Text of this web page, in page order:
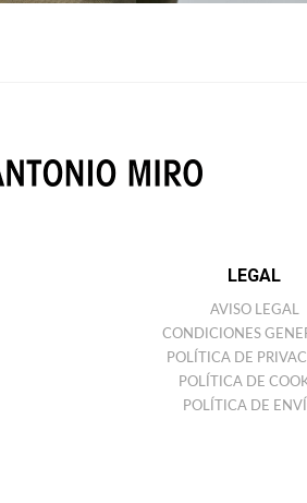
LEGAL
AVISO LEGAL
CONDICIONES
POLÍTICA DE
POLÍTICA DE
POLÍTICA DE